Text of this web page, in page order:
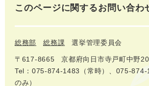
このページに関するお問い合わ
総務部 総務課 選挙管理委員会
〒617‐8665
京都府向日市寺戸町中野
Tel：075-874-1483（常時）、075-874-
のみ）